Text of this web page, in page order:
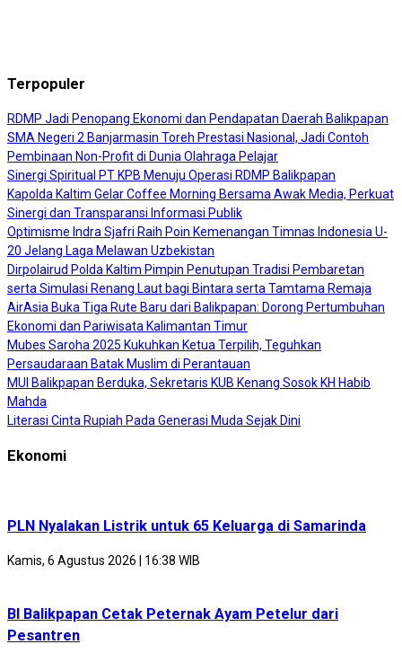
Terpopuler
RDMP Jadi Penopang Ekonomi dan Pendapatan Daerah Balikpapan
SMA Negeri 2 Banjarmasin Toreh Prestasi Nasional, Jadi Contoh
Pembinaan Non-Profit di Dunia Olahraga Pelajar
Sinergi Spiritual PT KPB Menuju Operasi RDMP Balikpapan
Kapolda Kaltim Gelar Coffee Morning Bersama Awak Media, Perkuat
Sinergi dan Transparansi Informasi Publik
Optimisme Indra Sjafri Raih Poin Kemenangan Timnas Indonesia U-
20 Jelang Laga Melawan Uzbekistan
Dirpolairud Polda Kaltim Pimpin Penutupan Tradisi Pembaretan
serta Simulasi Renang Laut bagi Bintara serta Tamtama Remaja
AirAsia Buka Tiga Rute Baru dari Balikpapan: Dorong Pertumbuhan
Ekonomi dan Pariwisata Kalimantan Timur
Mubes Saroha 2025 Kukuhkan Ketua Terpilih, Teguhkan
Persaudaraan Batak Muslim di Perantauan
MUI Balikpapan Berduka, Sekretaris KUB Kenang Sosok KH Habib
Mahda
Literasi Cinta Rupiah Pada Generasi Muda Sejak Dini
Ekonomi
PLN Nyalakan Listrik untuk 65 Keluarga di Samarinda
Kamis, 6 Agustus 2026 | 16:38 WIB
BI Balikpapan Cetak Peternak Ayam Petelur dari
Pesantren